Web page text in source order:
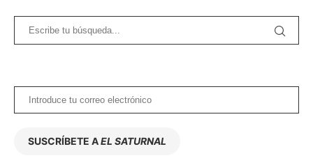
SUSCRÍBETE AEL SATURNAL